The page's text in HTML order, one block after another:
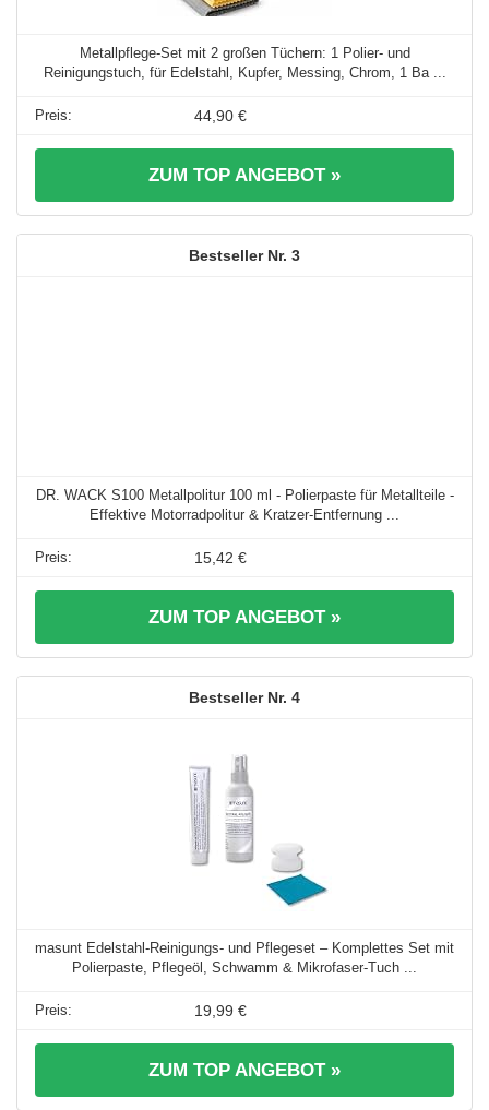
Metallpflege-Set mit 2 großen Tüchern: 1 Polier- und
Reinigungstuch, für Edelstahl, Kupfer, Messing, Chrom, 1 Ba ...
44,90 €
ZUM TOP ANGEBOT »
3
DR. WACK S100 Metallpolitur 100 ml - Polierpaste für Metallteile -
Effektive Motorradpolitur & Kratzer-Entfernung ...
15,42 €
ZUM TOP ANGEBOT »
4
masunt Edelstahl-Reinigungs- und Pflegeset – Komplettes Set mit
Polierpaste, Pflegeöl, Schwamm & Mikrofaser-Tuch ...
19,99 €
ZUM TOP ANGEBOT »